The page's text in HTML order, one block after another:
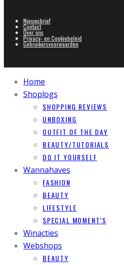
Nieuwsbrief
Contact
Over ons
Privacy- en Cookiebeleid
Gebruikersvoorwaarden
Home
Shoplogs
SHOPPING REVIEWS
UNBOXING
OUTFIT OF THE DAY
BEAUTY/TUTORIALS
DO IT YOURSELF
Wannahaves
FASHION
BEAUTY
LIFESTYLE
SPECIAL MOMENT’S
Winacties
Webshops
BEAUTY